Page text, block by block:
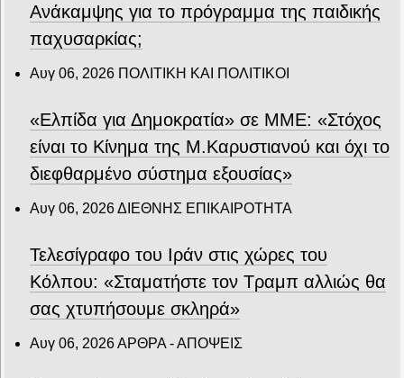
Ανάκαμψης για το πρόγραμμα της παιδικής
παχυσαρκίας;
Αυγ 06, 2026 ΠΟΛΙΤΙΚΗ ΚΑΙ ΠΟΛΙΤΙΚΟΙ
«Ελπίδα για Δημοκρατία» σε ΜΜΕ: «Στόχος
είναι το Κίνημα της Μ.Καρυστιανού και όχι το
διεφθαρμένο σύστημα εξουσίας»
Αυγ 06, 2026ΔΙΕΘΝΗΣ ΕΠΙΚΑΙΡΟΤΗΤΑ
Τελεσίγραφο του Ιράν στις χώρες του
Κόλπου: «Σταματήστε τον Τραμπ αλλιώς θα
σας χτυπήσουμε σκληρά»
Αυγ 06, 2026ΑΡΘΡΑ - ΑΠΟΨΕΙΣ